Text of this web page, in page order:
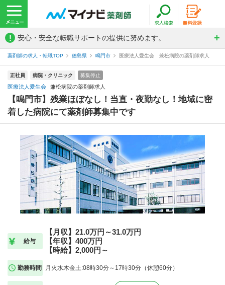
! 安心・安全な転職サポートの提供に努めます。
薬剤師の求人・転職TOP 徳島県 鳴門市 医療法人愛生会 兼松病院の薬剤師求人
正社員 病院・クリニック 募集停止
医療法人愛生会 兼松病院の薬剤師求人
【鳴門市】残業ほぼなし！当直・夜勤なし！地域に密
着した病院にて薬剤師募集中です
給与
【月収】21.0万円～31.0万円
【年収】400万円
【時給】2,000円～
勤務時間 月火水木金土:08時30分～17時30分（休憩60分）